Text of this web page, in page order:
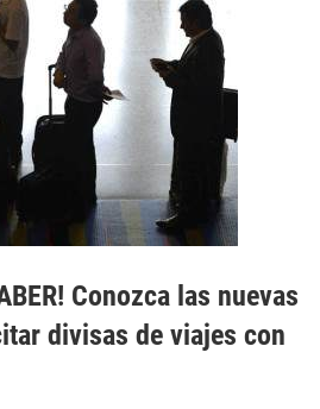
Conozca las nuevas
divisas de viajes con